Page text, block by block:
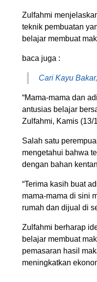
Zulfahmi
teknik pembuatan
belajar membuat
baca juga :
Cari Kayu
“Mama-mama dan
antusias belajar
Zulfahmi, Kamis (13/
Salah satu
mengetahui bahwa
dengan bahan
“Terima kasih buat
mama-mama di sini
rumah dan dijual di
Zulfahmi berharap
belajar membuat
pemasaran hasil
meningkatkan